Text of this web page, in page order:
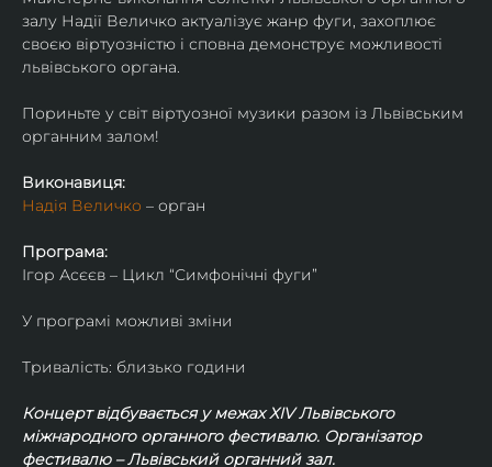
залу Надії Величко актуалізує жанр фуги, захоплює
своєю віртуозністю і сповна демонструє можливості
львівського органа.
Пориньте у світ віртуозної музики разом із Львівським
органним залом!
Виконавиця:
Надія Величко – орган
Програма:
Ігор Асєєв – Цикл “Симфонічні фуги”
У програмі можливі зміни
Тривалість: близько години
Концерт відбувається у межах ХIV Львівського
міжнародного органного фестивалю. Організатор
фестивалю – Львівський органний зал.